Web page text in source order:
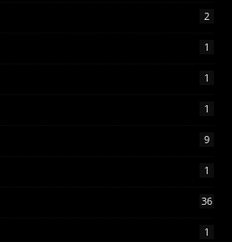
2
1
1
1
9
1
36
1